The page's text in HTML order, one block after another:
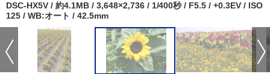
DSC-HX5V / 約4.1MB / 3,648×2,736 / 1/400秒 / F5.5 / +0.3EV / ISO
125 / WB:オート / 42.5mm